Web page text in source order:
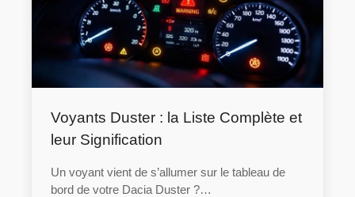
Voyants Duster : la Liste Complète et
leur Signification
Un voyant vient de s’allumer sur le tableau de
bord de votre Dacia Duster ?…